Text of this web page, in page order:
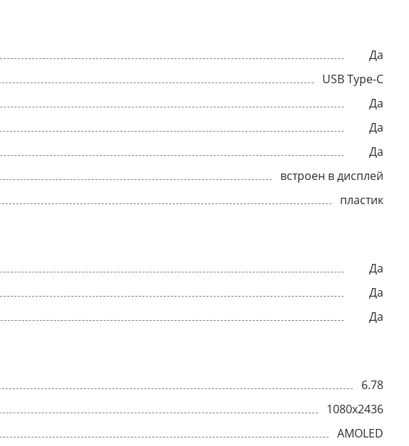
Да
USB Type-C
Да
Да
Да
встроен в дисплей
пластик
Да
Да
Да
6.78
1080x2436
AMOLED